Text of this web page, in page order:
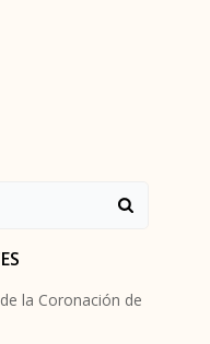
la Coronación de